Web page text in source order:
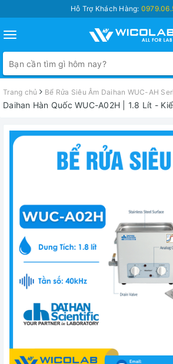
Hỗ Trợ Khách Hàng:
Toggle
navigation
Trang chủ Bể Rửa Siêu Âm Daihan WUC-AH
Daihan Hàn Quốc WUC-A02H | 1.8 Lít -